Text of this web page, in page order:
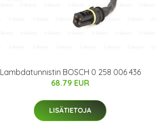
Lambdatunnistin BOSCH 0 258 006 436
68.79 EUR
LISÄTIETOJA